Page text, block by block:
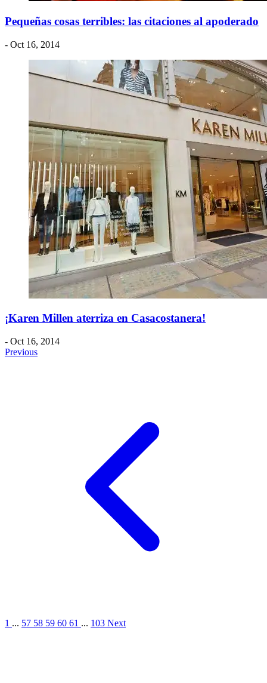
Pequeñas cosas terribles: las citaciones al apoderado
- Oct 16, 2014
¡Karen Millen aterriza en Casacostanera!
- Oct 16, 2014
Previous
1 ... 57 58 59 60 61 ... 103 Next